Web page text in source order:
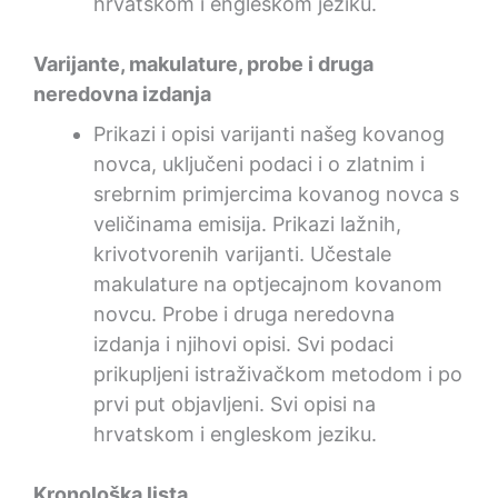
Varijante, makulature, probe i druga
neredovna izdanja
Prikazi i opisi varijanti našeg kovanog
novca, uključeni podaci i o zlatnim i
srebrnim primjercima kovanog novca s
veličinama emisija. Prikazi lažnih,
krivotvorenih varijanti. Učestale
makulature na optjecajnom kovanom
novcu. Probe i druga neredovna
izdanja i njihovi opisi. Svi podaci
prikupljeni istraživačkom metodom i po
prvi put objavljeni. Svi opisi na
hrvatskom i engleskom jeziku.